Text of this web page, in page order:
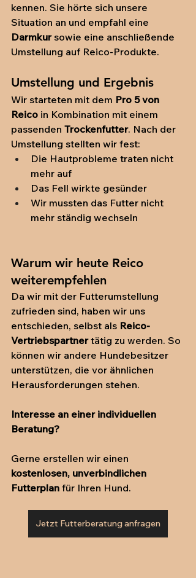
kennen. Sie hörte sich unsere
Situation an und empfahl eine
Darmkur sowie eine anschließende
Umstellung auf Reico-Produkte.
Umstellung und Ergebnis
Wir starteten mit dem Pro 5 von
Reico in Kombination mit einem
passenden Trockenfutter. Nach der
Umstellung stellten wir fest:
Die Hautprobleme traten nicht
mehr auf
Das Fell wirkte gesünder
Wir mussten das Futter nicht
mehr ständig wechseln
Warum wir heute Reico
weiterempfehlen
Da wir mit der Futterumstellung
zufrieden sind, haben wir uns
entschieden, selbst als Reico-
Vertriebspartner tätig zu werden. So
können wir andere Hundebesitzer
unterstützen, die vor ähnlichen
Herausforderungen stehen.
Interesse an einer individuellen
Beratung?
Gerne erstellen wir einen
kostenlosen, unverbindlichen
Futterplan für Ihren Hund.
Jetzt Futterberatung anfragen